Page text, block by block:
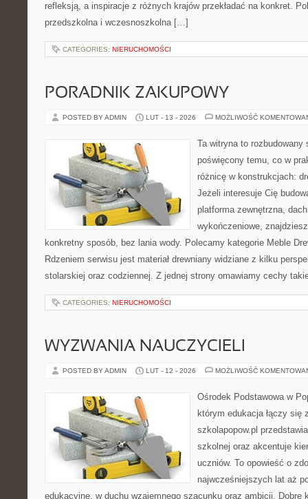
refleksją, a inspiracje z różnych krajów przekładać na konkret.
przedszkolna i wczesnoszkolna […]
CATEGORIES: NIERUCHOMOŚCI
PORADNIK ZAKUPOWY
POSTED BY ADMIN LUT - 13 - 2026 MOŻLIWOŚĆ
Ta witryna to rozbudowany
poświęcony temu, co w
różnicę w konstrukcjach:
Jeżeli interesuje Cię
platforma zewnętrzna,
wykończeniowe,
konkretny sposób, bez lania wody. Polecamy kategorie Meble
Rdzeniem serwisu jest materiał drewniany widziane z kilku
stolarskiej oraz codziennej. Z jednej strony omawiamy cechy
CATEGORIES: NIERUCHOMOŚCI
WYZWANIA NAUCZYCIELI
POSTED BY ADMIN LUT - 12 - 2026 MOŻLIWOŚĆ
Ośrodek Podstawowa w
którym edukacja łączy się
szkolapopow.pl
szkolnej oraz akcentuje
uczniów. To opowieść o
najwcześniejszych lat aż
edukacyjne, w duchu wzajemnego szacunku oraz ambicji. Dobre